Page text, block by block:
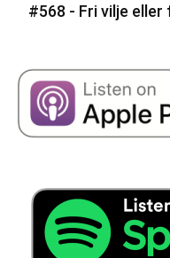
#568 - Fri vilje